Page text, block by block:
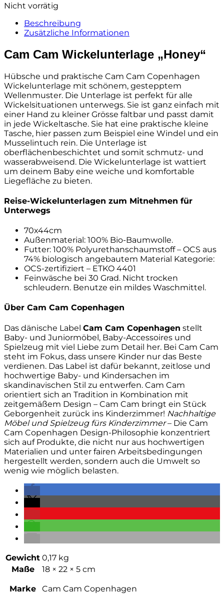
Nicht vorrätig
Beschreibung
Zusätzliche Informationen
Cam Cam Wickelunterlage „Honey“
Hübsche und praktische Cam Cam Copenhagen
Wickelunterlage mit schönem, gestepptem
Wellenmuster. Die Unterlage ist perfekt für alle
Wickelsituationen unterwegs. Sie ist ganz einfach mit
einer Hand zu kleiner Grösse faltbar und passt damit
in jede Wickeltasche. Sie hat eine praktische kleine
Tasche, hier passen zum Beispiel eine Windel und ein
Musselintuch rein. Die Unterlage ist
oberflächenbeschichtet und somit schmutz- und
wasserabweisend. Die Wickelunterlage ist wattiert
um deinem Baby eine weiche und komfortable
Liegefläche zu bieten.
Reise-Wickelunterlagen zum Mitnehmen für
Unterwegs
70x44cm
Außenmaterial: 100% Bio-Baumwolle.
Futter: 100% Polyurethanschaumstoff – OCS aus
74% biologisch angebautem Material Kategorie:
OCS-zertifiziert – ETKO 4401
Feinwäsche bei 30 Grad. Nicht trocken
schleudern. Benutze ein mildes Waschmittel.
Über Cam Cam Copenhagen
Das dänische Label Cam Cam Copenhagen stellt
Baby- und Juniormöbel, Baby-Accessoires und
Spielzeug mit viel Liebe zum Detail her. Bei Cam Cam
steht im Fokus, dass unsere Kinder nur das Beste
verdienen. Das Label ist dafür bekannt, zeitlose und
hochwertige Baby- und Kindersachen im
skandinavischen Stil zu entwerfen. Cam Cam
orientiert sich an Tradition in Kombination mit
zeitgemäßem Design – Cam Cam bringt ein Stück
Geborgenheit zurück ins Kinderzimmer! Nachhaltige
Möbel und Spielzeug fürs Kinderzimmer– Die Cam
Cam Copenhagen Design-Philosophie konzentriert
sich auf Produkte, die nicht nur aus hochwertigen
Materialien und unter fairen Arbeitsbedingungen
hergestellt werden, sondern auch die Umwelt so
wenig wie möglich belasten.
Gewicht 0,17 kg
Maße
18 × 22 × 5 cm
Marke Cam Cam Copenhagen